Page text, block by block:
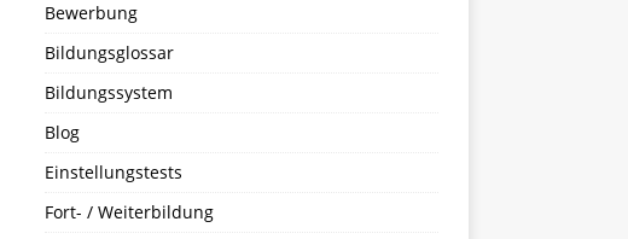
Bewerbung
Bildungsglossar
Bildungssystem
Blog
Einstellungstests
Fort- / Weiterbildung